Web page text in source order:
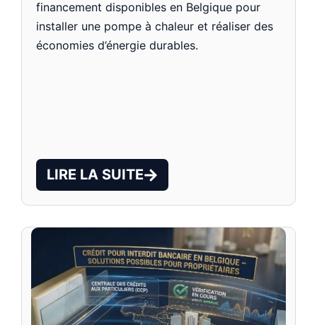
financement disponibles en Belgique pour
installer une pompe à chaleur et réaliser des
économies d’énergie durables.
LIRE LA SUITE